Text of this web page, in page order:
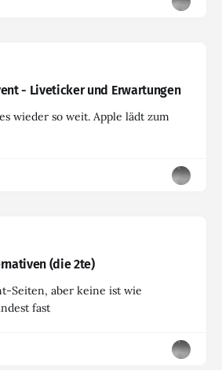
- Liveticker und Erwartungen
wieder so weit. Apple lädt zum
(die 2te)
Seiten, aber keine ist wie
fast